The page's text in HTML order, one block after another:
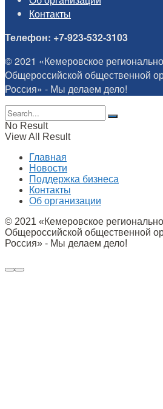
Контакты
Телефон: +7-923-532-3103
© 2021 «Кемеровское
Общероссийской общественной
Россия» - Мы делаем дело!
No Result
View All Result
Главная
Новости
Поддержка бизнеса
Контакты
Об организации
© 2021 «Кемеровское
Общероссийской общественной
Россия» - Мы делаем дело!